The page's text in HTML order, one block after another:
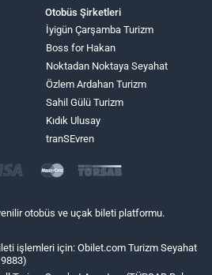
Otobüs Şirketleri
İyigün Çarşamba Turizm
Boss for Hakan
Noktadan Noktaya Seyahat
Özlem Ardahan Turizm
Sahil Gülü Turizm
Kıdık Ulusay
tranSEvren
otobüs ve uçak bileti platformu.
işlemleri için: Obilet.com Turizm Seyahat